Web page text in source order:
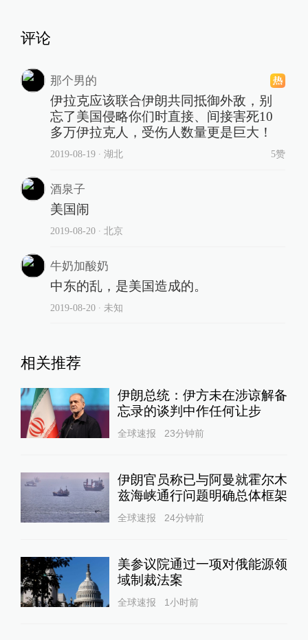
评论
那个男的
伊拉克应该联合伊朗共同抵御外敌，别
忘了美国侵略你们时直接、间接害死10
多万伊拉克人，受伤人数量更是巨大！
2019-08-19∙ 湖北 5赞
酒泉子
美国闹
2019-08-20∙ 北京
牛奶加酸奶
中东的乱，是美国造成的。
2019-08-20∙ 未知
相关推荐
伊朗总统：伊方未在涉谅解备
忘录的谈判中作任何让步
全球速报 23分钟前
伊朗官员称已与阿曼就霍尔木
兹海峡通行问题明确总体框架
全球速报 24分钟前
美参议院通过一项对俄能源领
域制裁法案
全球速报 1小时前